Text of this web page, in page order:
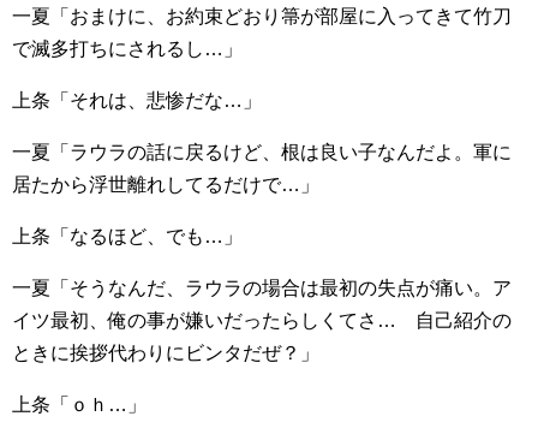
一夏「おまけに、お約束どおり箒が部屋に入ってきて竹刀
で滅多打ちにされるし…」
上条「それは、悲惨だな…」
一夏「ラウラの話に戻るけど、根は良い子なんだよ。軍に
居たから浮世離れしてるだけで…」
上条「なるほど、でも…」
一夏「そうなんだ、ラウラの場合は最初の失点が痛い。ア
イツ最初、俺の事が嫌いだったらしくてさ… 自己紹介の
ときに挨拶代わりにビンタだぜ？」
上条「ｏｈ…」